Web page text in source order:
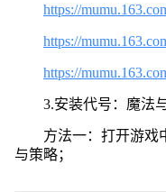
https://
https://
https://
3.安装代号：魔法
方法一：打开游戏
与策略；